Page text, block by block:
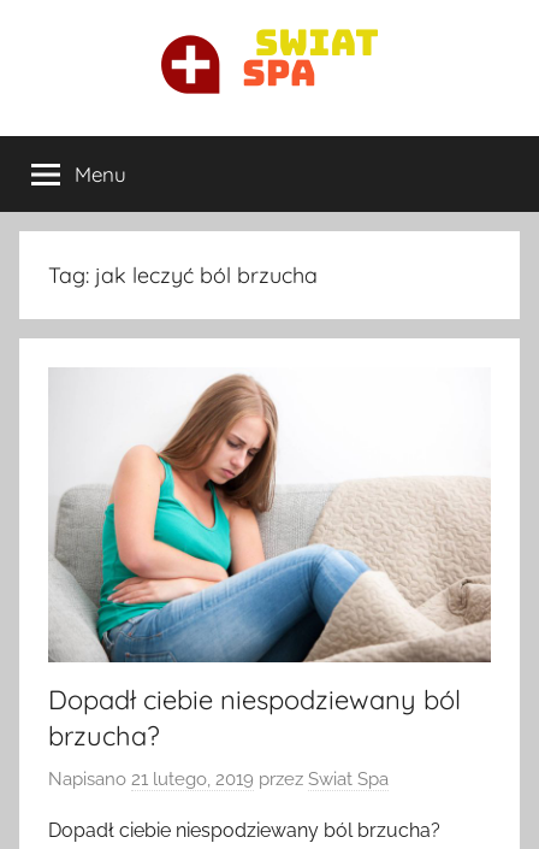
Ortopeda
Warszawa
prywatnie
w
Warszawie
Menu
Tag: jak leczyć ból brzucha
Dopadł ciebie niespodziewany ból
brzucha?
Napisano 21 lutego, 2019 przez Swiat Spa
Dopadł ciebie niespodziewany ból brzucha?